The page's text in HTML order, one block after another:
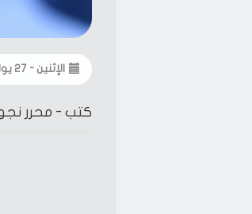
الإثنين - ٢٧ يوليو ٢٠٢٠
كتب - محرر